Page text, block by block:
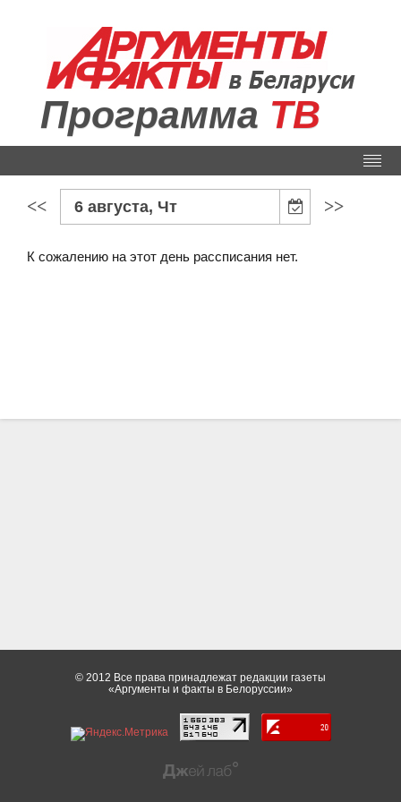
Программа ТВ
<< 6 августа, Чт >>
К сожалению на этот день рассписания нет.
© 2012 Все права принадлежат редакции газеты
«Аргументы и факты в Белоруссии»